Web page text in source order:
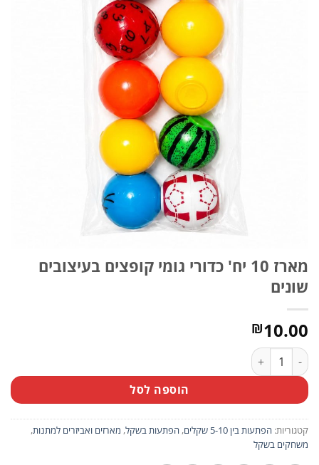
מארז 10 יח' כדורי גומי קופצים בעיצובים
שונים
₪10.00
כמות של מארז 10 יח' כדורי גומי קופצים בעיצובים שונים
הוספה לסל
קטגוריות: הפתעות בין 5-10 שקלים , הפתעות בשקל, מארזים ואביזרים למתנות,
משחקים בשקל